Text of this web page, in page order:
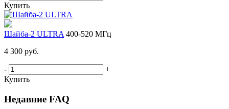
Купить
Шайба-2 ULTRA 400-520 МГц
4 300 руб.
-
+
Купить
Недавние FAQ